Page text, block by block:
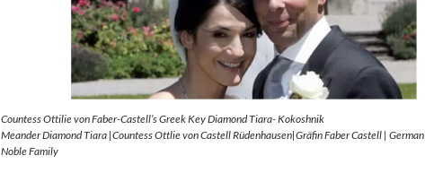
Countess Ottilie von Faber-Castell’s Greek Key Diamond Tiara- Kokoshnik
Meander Diamond Tiara |Countess Ottlie von Castell Rüdenhausen|Gräfin Faber Castell | German
Noble Family